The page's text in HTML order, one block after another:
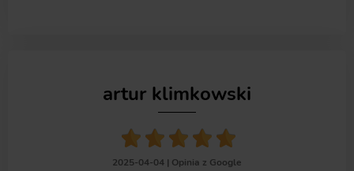
artur klimkowski
2025-04-04 | Opinia z Google